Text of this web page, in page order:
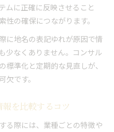
ムに正確に反映させること
の確保につながります。
に地名の表記ゆれが原因で情
少なくありません。コンサル
標準化と定期的な見直しが、
欠です。
を比較するコツ
る際には、業種ごとの特徴や